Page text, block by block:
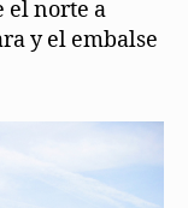
el norte a
y el embalse